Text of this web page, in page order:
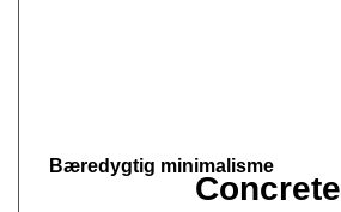
Bæredygtig minimalisme
Concrete